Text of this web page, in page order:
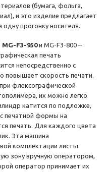
(бумага, фольга,
и это изделие предлагает
прогонку носителя.
F3-950и MG-F3-800 –
печать
непосредственно с
повышает скорость печати.
флексографической
их можно легко
катится по подложке,
печатной формы на
печать. Для каждого цвета
Эта машина
комплектации листы
зону вручную оператором,
оператор принимает их